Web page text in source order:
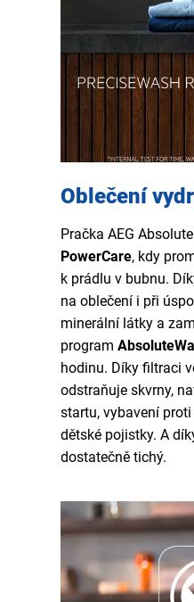
Oblečení
Pračka AEG
PowerCare, kdy
k prádlu v bubnu.
na oblečení i při
minerální látky a
program
hodinu. Díky filtraci
odstraňuje skvrny,
startu, vybavení
dětské pojistky. A
dostatečně tichý.